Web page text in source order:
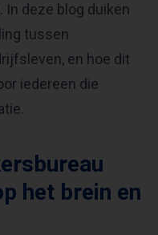
deze blog duiken
tussen
en hoe dit
iedereen die
het brein en